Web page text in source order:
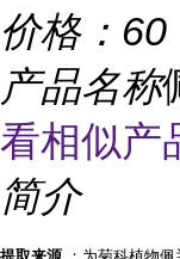
价格： 60
产品名称
看相似产
简介